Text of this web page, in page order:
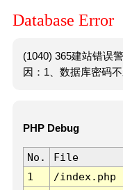
Database Error
(1040) 365建站错误
因：1、数据库密码
PHP Debug
No. File
1
/index.php